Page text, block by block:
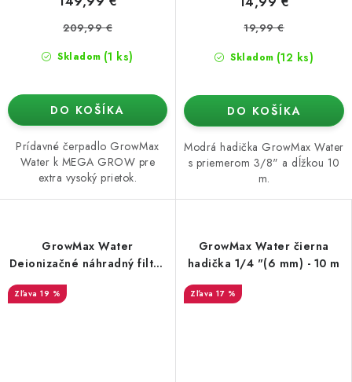
Skladom (1 ks)
209,99 €
DO KOŠÍKA
Prídavné čerpadlo GrowMax
Water k MEGA GROW pre
extra vysoký prietok.
Skladom (12 ks)
19,99 €
DO KOŠÍKA
Modrá hadička GrowMax Water
s priemerom 3/8" a dĺžkou 10
m.
GrowMax Water
Deionizačné náhradný filter
19 %
GrowMax Water čierna
hadička 1/4 "(6 mm) - 10 m
17 %